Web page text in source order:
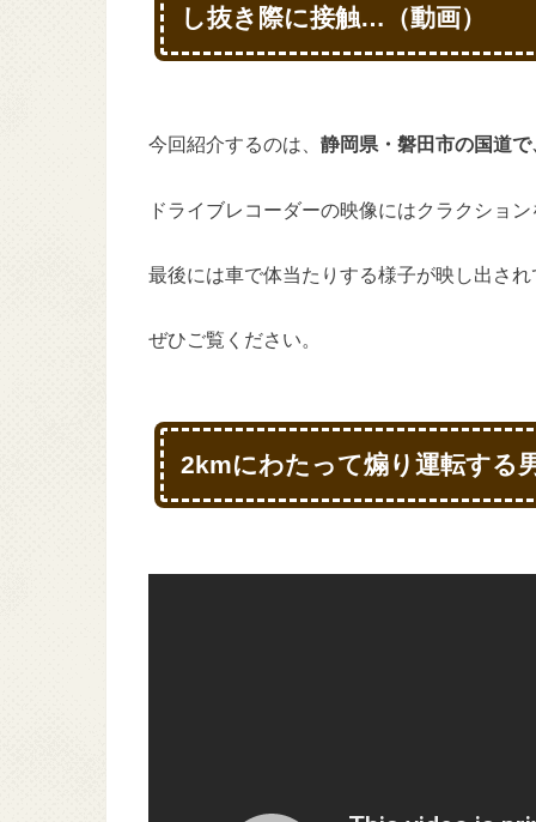
し抜き際に接触…（動画）
今回紹介するのは、 静岡県・磐田市の国道
ドライブレコーダーの映像にはクラクショ
最後には車で体当たりする様子が映し出さ
ぜひご覧ください。
2kmにわたって煽り運転する